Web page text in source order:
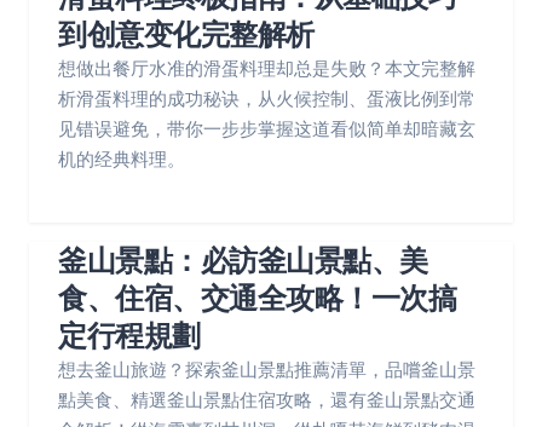
到创意变化完整解析
想做出餐厅水准的滑蛋料理却总是失败？本文完整解
析滑蛋料理的成功秘诀，从火候控制、蛋液比例到常
见错误避免，带你一步步掌握这道看似简单却暗藏玄
机的经典料理。
釜山景點：必訪釜山景點、美
食、住宿、交通全攻略！一次搞
定行程規劃
想去釜山旅遊？探索釜山景點推薦清單，品嚐釜山景
點美食、精選釜山景點住宿攻略，還有釜山景點交通